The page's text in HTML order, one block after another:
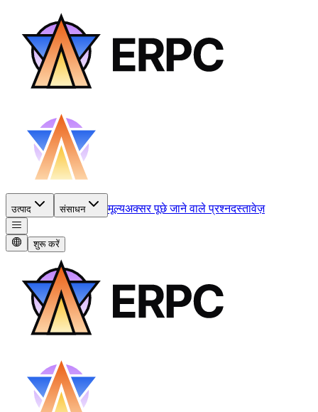
उत्पाद संसाधन मूल्यअक्सर पूछे जाने वाले प्रश्नदस्तावेज़
शुरू करें